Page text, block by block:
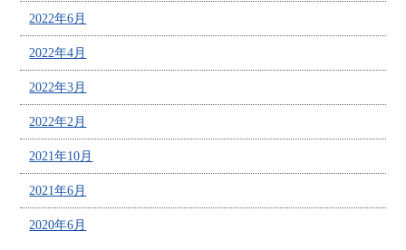
2022年6月
2022年4月
2022年3月
2022年2月
2021年10月
2021年6月
2020年6月